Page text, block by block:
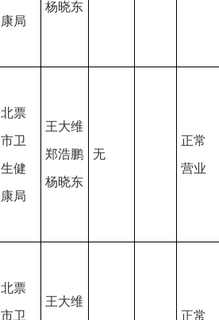
康局
杨晓东
北票
市卫
生健
康局
王大维
郑浩鹏
杨晓东
无
正常
营业
北票
市卫
王大维
正常